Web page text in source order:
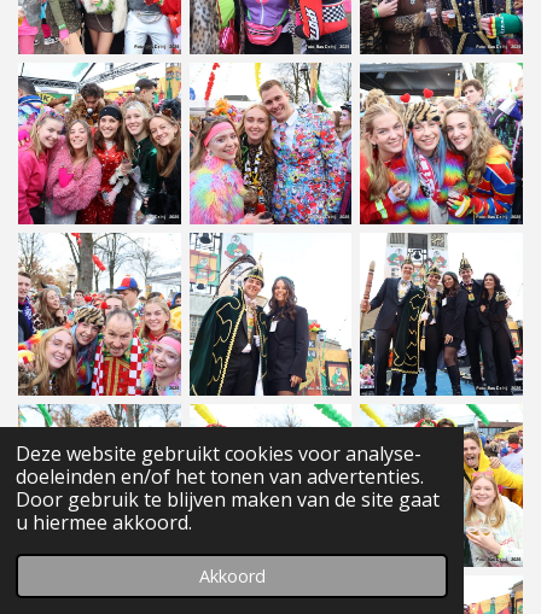
Deze website gebruikt cookies voor analyse-
doeleinden en/of het tonen van advertenties.
Door gebruik te blijven maken van de site gaat
u hiermee akkoord.
Akkoord